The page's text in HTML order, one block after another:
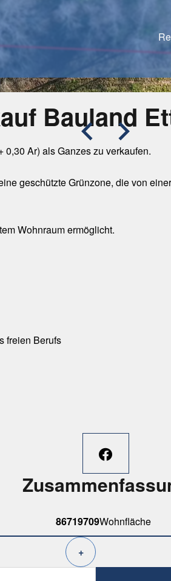
Bauland
Ar) als Ganzes zu verkaufen.
geschützte Grünzone, die von
Wohnraum ermöglicht.
freien Berufs
86719709Wohnfläche
+